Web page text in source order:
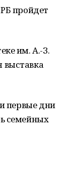
пройдет
им. А.-З.
выставка
первые дни
семейных